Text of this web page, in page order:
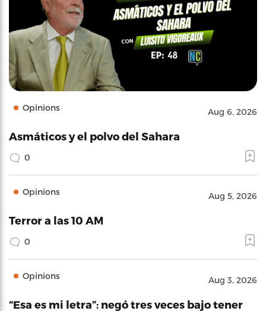
Opinions Aug 6, 2026
Asmáticos y el polvo del Sahara
0
Opinions Aug 5, 2026
Terror a las 10 AM
0
Opinions Aug 3, 2026
“Esa es mi letra”: negó tres veces bajo tener